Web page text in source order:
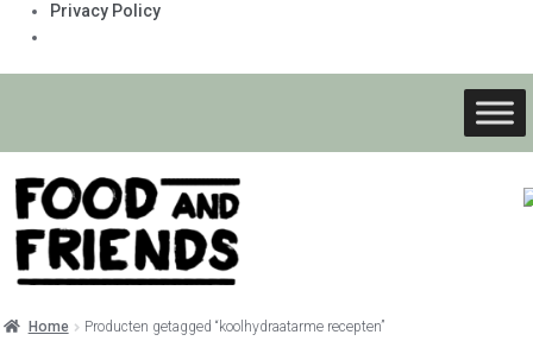
Privacy Policy
Ga
door
naar
Ga
naar
de
Home Producten getagged “koolhydraatarme recepten”